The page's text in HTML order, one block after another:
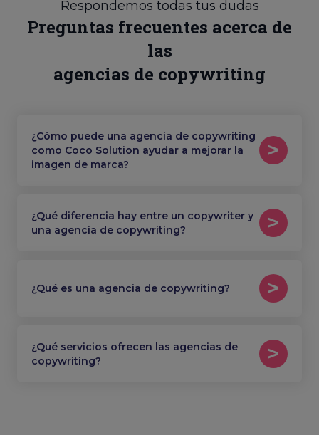
Respondemos todas tus dudas
Preguntas frecuentes acerca de
las
agencias de copywriting
¿Cómo puede una agencia de copywriting
como Coco Solution ayudar a mejorar la
imagen de marca?
¿Qué diferencia hay entre un copywriter y
una agencia de copywriting?
¿Qué es una agencia de copywriting?
¿Qué servicios ofrecen las agencias de
copywriting?